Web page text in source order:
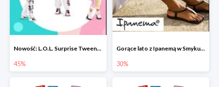
Nowość: L.O.L. Surprise Tweens Doll w Smyku do -45%
45%
Gorące lato z Ipanemą w Smyku do -30%
30%